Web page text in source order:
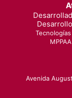
MPPAA
Avenida